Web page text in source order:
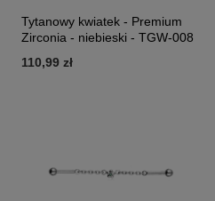
Tytanowy kwiatek - Premium
Zirconia - niebieski - TGW-008
110,99 zł